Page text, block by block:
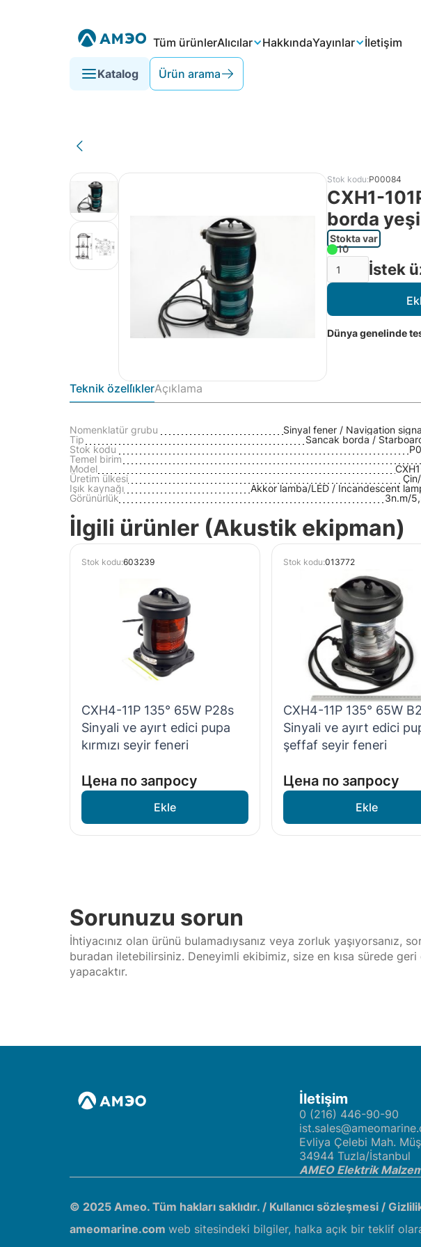
Tüm ürünlerAlıcılar HakkındaYayınlar İletişim
Katalog Ürün arama
Stok kodu:P00084
CXH1-
borda
Stokta var
10
İstek
Dünya genelinde
Teknik özelli̇klerAçıklama
Nomenklatür grubu
Sinyal fener / Navigation
Tip
Sancak borda /
Stok kodu
Temel birim
Model
Üretim ülkesi
Işık kaynağı
Akkor lamba/LED / Incandescent
Görünürlük
3n.m/
İlgili ürünler (Akustik ekipman)
Stok kodu:603239
CXH4-11P 135° 65W P28s
Sinyali ve ayırt edici pupa
kırmızı seyir feneri
Цена по запросу
Stok kodu:013772
CXH4-11P 135° 65W
Sinyali ve ayırt edici
şeffaf seyir feneri
Цена по запросу
Sorunuzu sorun
İhtiyacınız olan ürünü bulamadıysanız veya zorluk yaşıyorsanız,
buradan iletebilirsiniz. Deneyimli ekibimiz, size en kısa sürede geri
yapacaktır.
İletişim
0 (216) 446-90-90
Evliya Çelebi Mah.
34944 Tuzla/İstanbul
AMEO Elektrik
© 2025 Ameo. Tüm hakları saklıdır. / Kullanıcı sözleşmesi /
ameomarine.com web sitesindeki bilgiler, halka açık bir teklif